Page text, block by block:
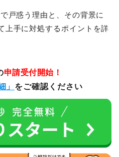
戸惑う理由と、その背景に
上手に対処するポイントを詳
申請受付開始！
」 をご確認ください